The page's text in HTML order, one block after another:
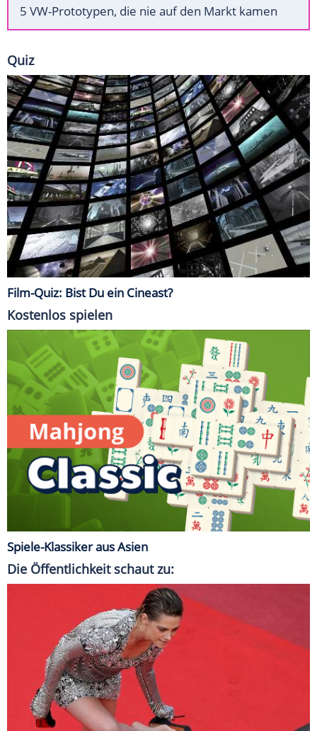
5 VW-Prototypen, die nie auf den Markt kamen
Quiz
Film-Quiz: Bist Du ein Cineast?
Kostenlos spielen
Spiele-Klassiker aus Asien
Die Öffentlichkeit schaut zu: